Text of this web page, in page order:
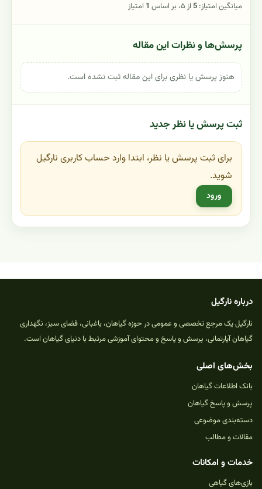
میانگین امتیاز: 5از ۵، بر اساس 1 امتیاز
پرسش‌ها و نظرات این مقاله
هنوز پرسش یا نظری برای این مقاله ثبت نشده است.
ثبت پرسش یا نظر جدید
برای ثبت پرسش یا نظر، ابتدا وارد حساب کاربری نارگیل
شوید.
ورود
درباره نارگیل
نارگیل یک مرجع تخصصی و عمومی در حوزه گیاهان، باغبانی، فضای سبز، نگهداری
گیاهان آپارتمانی، پرسش و پاسخ و محتوای آموزشی مرتبط با دنیای گیاهان است.
بخش‌های اصلی
بانک اطلاعات گیاهان
پرسش و پاسخ گیاهان
دسته‌بندی موضوعی
مقالات و مطالب
خدمات و امکانات
بازی‌های گیاهی